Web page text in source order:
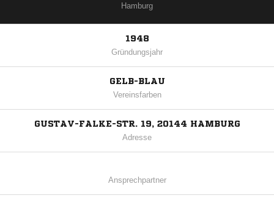
Hamburg
1948
Gründungsjahr
GELB-BLAU
Vereinsfarben
GUSTAV-FALKE-STR. 19, 20144 HAMBURG
Adresse
Ansprechpartner